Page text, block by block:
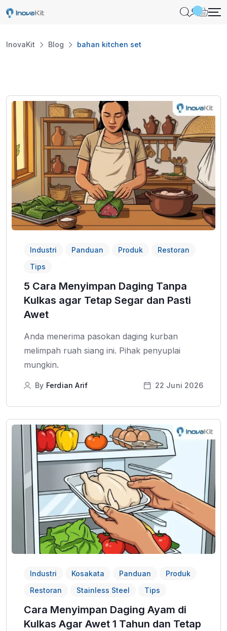
Skip
InovaKit Blog bahan kitchen set
Industri Panduan Produk
Restoran
Tips
5 Cara Menyimpan Daging Tanpa
Kulkas agar Tetap Segar dan Pasti
Awet
Anda menerima pasokan daging kurban
melimpah ruah siang ini. Pihak penyuplai
mungkin.
By Ferdian Arif 22 Juni 2026
Industri Kosakata Panduan
Produk
Restoran
Stainless Steel Tips
Cara Menyimpan Daging Ayam di
Kulkas Agar Awet 1 Tahun dan Tetap